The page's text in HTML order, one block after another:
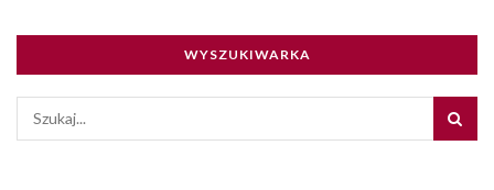
WYSZUKIWARKA